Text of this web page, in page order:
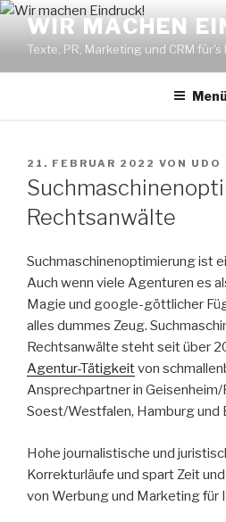
Zum
Inhalt
springen
WIR MACHEN
Texte, PR, Marketing und CRM für's
Menü
VERÖFFENTLICHT
AM
21. FEBRUAR 2022 VON UDO
Rechtsanwälte
Suchmaschinenoptimierung ist
Auch wenn viele Agenturen es
Magie und google-göttlicher
alles dummes Zeug.
Rechtsanwälte steht seit über
Agentur-Tätigkeitvon
Ansprechpartner in Geisenheim/
Soest/Westfalen, Hamburg und
Hohe journalistische und
Korrekturläufe und spart Zeit
von Werbung und Marketing für